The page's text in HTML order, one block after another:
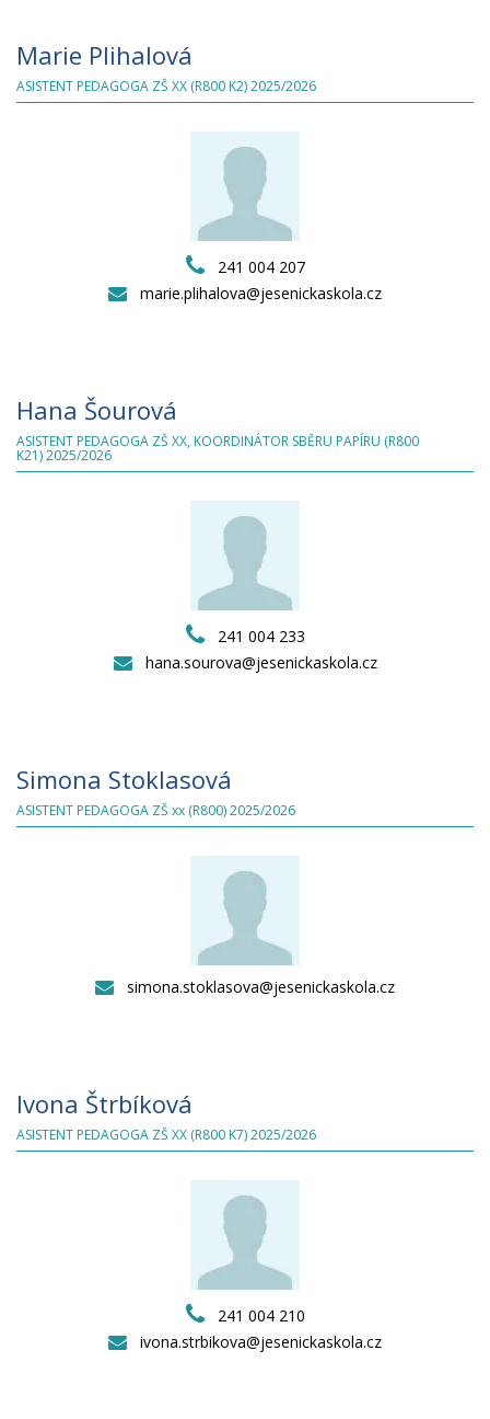
Marie Plihalová
ASISTENT PEDAGOGA ZŠ XX (R800 K2) 2025/2026
241 004 207
marie.plihalova@jesenickaskola.cz
Hana Šourová
ASISTENT PEDAGOGA ZŠ XX, KOORDINÁTOR SBĚRU PAPÍRU (R800
K21) 2025/2026
241 004 233
hana.sourova@jesenickaskola.cz
Simona Stoklasová
ASISTENT PEDAGOGA ZŠ xx (R800) 2025/2026
simona.stoklasova@jesenickaskola.cz
Ivona Štrbíková
ASISTENT PEDAGOGA ZŠ XX (R800 K7) 2025/2026
241 004 210
ivona.strbikova@jesenickaskola.cz